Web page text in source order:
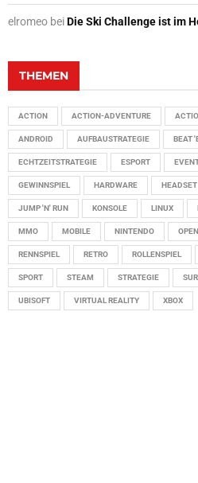
elromeo beiDie Ski Challenge ist im
THEMEN
ACTION ACTION-ADVENTURE
ANDROID AUFBAUSTRATEGIE BEAT
ECHTZEITSTRATEGIE ESPORT
GEWINNSPIEL HARDWARE HEADSET
JUMP 'N' RUN KONSOLE LINUX
MMO MOBILE NINTENDO
RENNSPIEL RETRO ROLLENSPIEL
SPORT STEAM STRATEGIE
UBISOFT VIRTUAL REALITY XBOX